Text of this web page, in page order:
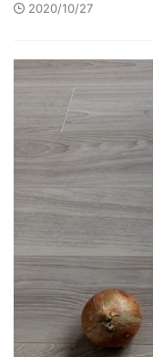
2020/10/27